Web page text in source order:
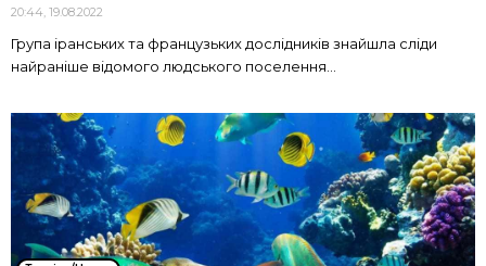
20:44, 19.08.2022
Група іранських та французьких дослідників знайшла сліди
найраніше відомого людського поселення...